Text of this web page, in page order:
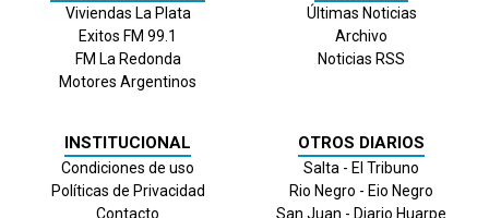
Viviendas La Plata
Exitos FM 99.1
FM La Redonda
Motores Argentinos
Últimas Noticias
Archivo
Noticias RSS
INSTITUCIONAL
Condiciones de uso
Políticas de Privacidad
Contacto
OTROS DIARIOS
Salta - El Tribuno
Rio Negro - Eio Negro
San Juan - Diario Huarpe